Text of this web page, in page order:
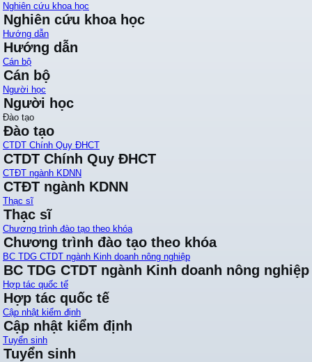
Nghiên cứu khoa học
Nghiên cứu khoa học
Hướng dẫn
Hướng dẫn
Cán bộ
Cán bộ
Người học
Người học
Đào tạo
Đào tạo
CTDT Chính Quy ĐHCT
CTDT Chính Quy ĐHCT
CTĐT ngành KDNN
CTĐT ngành KDNN
Thạc sĩ
Thạc sĩ
Chương trình đào tạo theo khóa
Chương trình đào tạo theo khóa
BC TDG CTDT ngành Kinh doanh nông nghiệp
BC TDG CTDT ngành Kinh doanh nông nghiệp
Hợp tác quốc tế
Hợp tác quốc tế
Cập nhật kiểm định
Cập nhật kiểm định
Tuyển sinh
Tuyển sinh